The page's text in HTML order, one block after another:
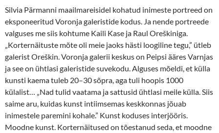
Silvia Pärmanni maailmareisidel kohatud inimeste portreed on
eksponeeritud Voronja galeristide kodus. Ja nende portreede
valguses me siis kohtume Kaili Kase ja Raul Oreškiniga.
„Korternäituste mõte oli meie jaoks hästi loogiline tegu,” ütleb
galerist Oreškin. Voronja galerii keskus on Peipsi ääres Varnjas
ja see on ühtlasi galeristide suvekodu. Alguses mõeldi, et külla
kunsti kaema tuleb 20–30 sõpra, aga tuli hoopis 1000
külalist… „Nad tulid vaatama ja sattusid ühtlasi meile külla. Siis
saime aru, kuidas kunst intiimsemas keskkonnas jõuab
inimestele paremini kohale.” Kunst koduses interjööris.
Moodne kunst. Korternäitused on tõestanud seda, et moodne